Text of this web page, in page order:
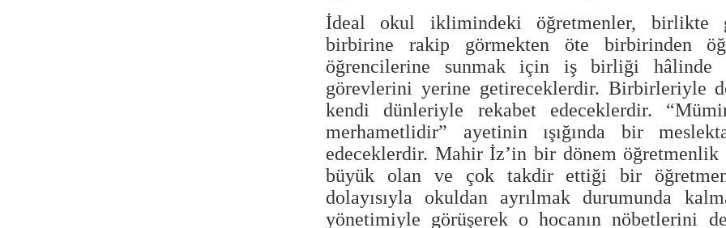
İdeal okul iklimindeki öğretmenler, birlikte
birbirine rakip görmekten öte birbirinden
öğrencilerine sunmak için iş birliği hâlinde
görevlerini yerine getireceklerdir. Birbirleriyle
kendi dünleriyle rekabet edeceklerdir.
merhametlidir” ayetinin ışığında bir
edeceklerdir. Mahir İz’in bir dönem öğretmenlik
büyük olan ve çok takdir ettiği bir öğretmen
dolayısıyla okuldan ayrılmak durumunda
yönetimiyle görüşerek o hocanın nöbetlerini